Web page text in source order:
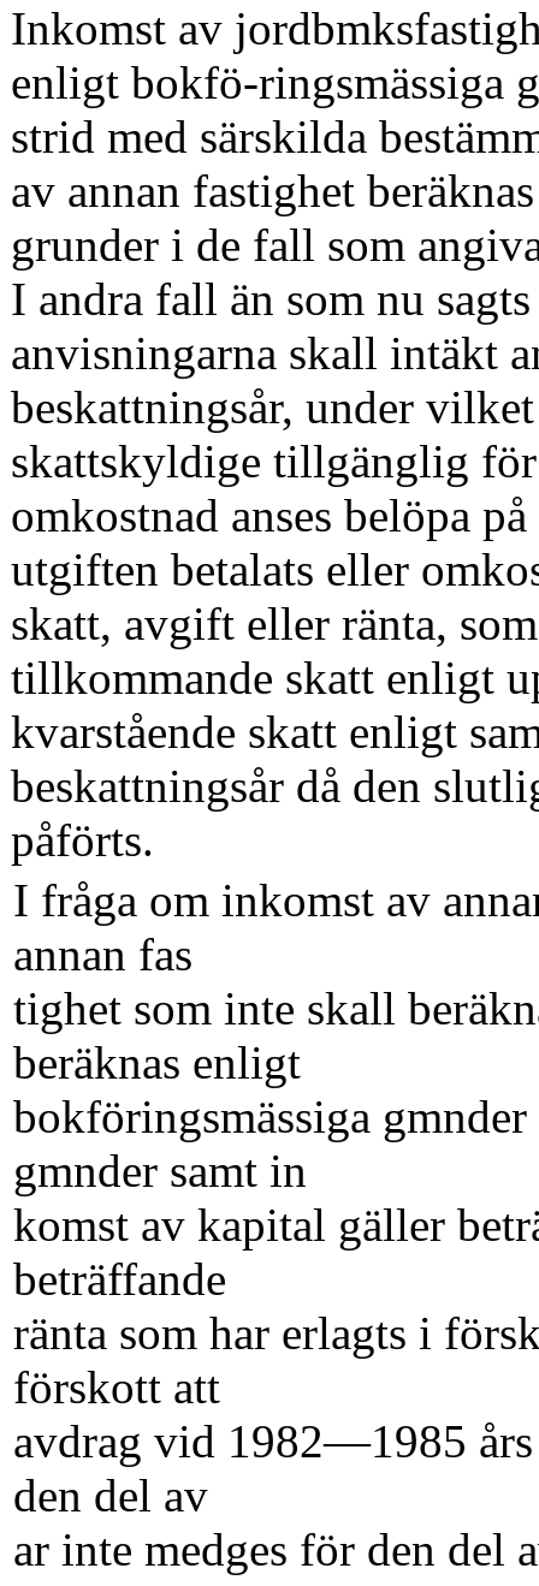
Inkomst av
enligt bokfö-ringsmässiga
strid med särskilda
av annan fastighet
grunder i de fall som
I andra fall än som nu
anvisningarna skall intäkt
beskattningsår, under
skattskyldige tillgänglig
omkostnad anses belöpa
utgiften betalats eller
skatt, avgift eller ränta,
tillkommande skatt enligt
kvarstående skatt enligt
beskattningsår då den
påförts.
I fråga om inkomst av
annan fas­
tighet som inte skall
beräknas enligt
bokföringsmässiga
gmnder samt in­
komst av kapital gäller
beträffande
ränta som har erlagts i
förskott att
avdrag vid 1982—1985
den del av
ar inte medges för den del